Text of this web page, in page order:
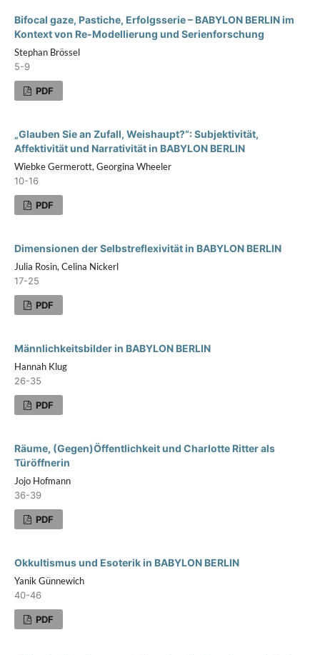
Bifocal gaze, Pastiche, Erfolgsserie – BABYLON BERLIN im
Kontext von Re-Modellierung und Serienforschung
Stephan Brössel
5-9
PDF
„Glauben Sie an Zufall, Weishaupt?“: Subjektivität,
Affektivität und Narrativität in BABYLON BERLIN
Wiebke Germerott, Georgina Wheeler
10-16
PDF
Dimensionen der Selbstreflexivität in BABYLON BERLIN
Julia Rosin, Celina Nickerl
17-25
PDF
Männlichkeitsbilder in BABYLON BERLIN
Hannah Klug
26-35
PDF
Räume, (Gegen)Öffentlichkeit und Charlotte Ritter als
Türöffnerin
Jojo Hofmann
36-39
PDF
Okkultismus und Esoterik in BABYLON BERLIN
Yanik Günnewich
40-46
PDF